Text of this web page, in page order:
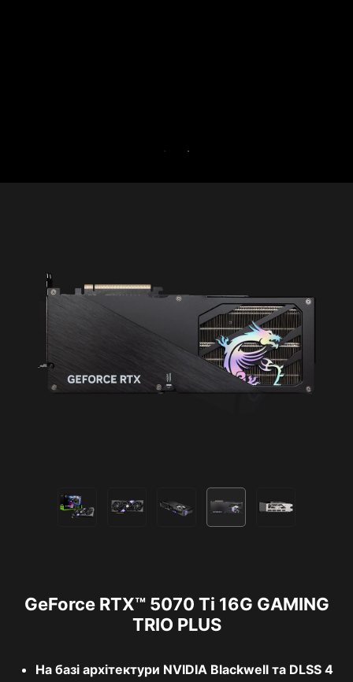
GeForce RTX™ 5070 Ti 16G GAMING
TRIO PLUS
На базі архітектури NVIDIA Blackwell та DLSS 4